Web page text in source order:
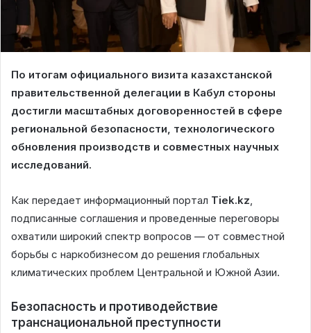
По итогам официального визита казахстанской
правительственной делегации в Кабул стороны
достигли масштабных договоренностей в сфере
региональной безопасности, технологического
обновления производств и совместных научных
исследований.
Как передает информационный портал Tiek.kz,
подписанные соглашения и проведенные переговоры
охватили широкий спектр вопросов — от совместной
борьбы с наркобизнесом до решения глобальных
климатических проблем Центральной и Южной Азии.
Безопасность и противодействие
транснациональной преступности